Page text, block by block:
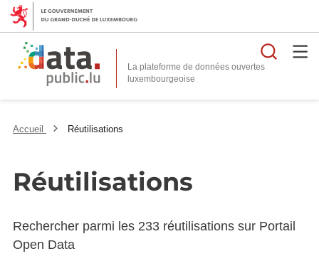
La plateforme de données ouvertes
Accueil Réutilisations
Réutilisations
Rechercher parmi les 233 réutilisations sur Portail
Open Data